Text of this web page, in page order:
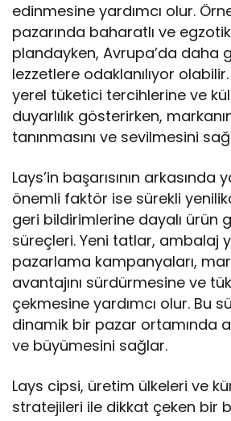
edinmesine yardımcı olur.
pazarında baharatlı ve
plandayken, Avrupa’da daha
lezzetlere odaklanılıyor
yerel tüketici tercihlerine ve
duyarlılık gösterirken,
tanınmasını ve sevilmesini
Lays’in başarısının
önemli faktör ise sürekli
geri bildirimlerine dayalı ürün
süreçleri. Yeni tatlar, ambalaj
pazarlama kampanyaları,
avantajını sürdürmesine ve
çekmesine yardımcı olur. Bu
dinamik bir pazar ortamında
ve büyümesini sağlar.
Lays cipsi, üretim ülkeleri ve
stratejileri ile dikkat çeken bir